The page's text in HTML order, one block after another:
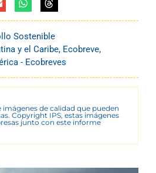
Sostenible
y el Caribe, Ecobreve,
- Ecobreves
de calidad que pueden
Copyright IPS, estas imágenes
junto con este informe